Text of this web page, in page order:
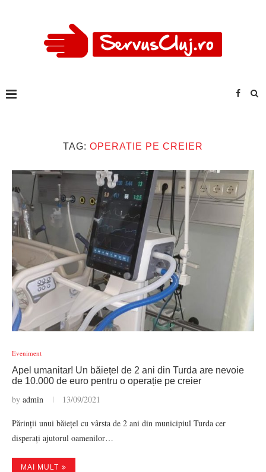
TAG: OPERATIE PE CREIER
Eveniment
Apel umanitar! Un băiețel de 2 ani din Turda are nevoie
de 10.000 de euro pentru o operație pe creier
by admin 13/09/2021
Părinții unui băiețel cu vârsta de 2 ani din municipiul Turda cer
disperați ajutorul oamenilor…
MAI MULT